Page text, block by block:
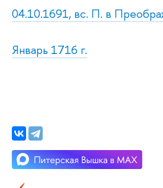
04.10.1691, вс. П. в
Январь 1716 г.